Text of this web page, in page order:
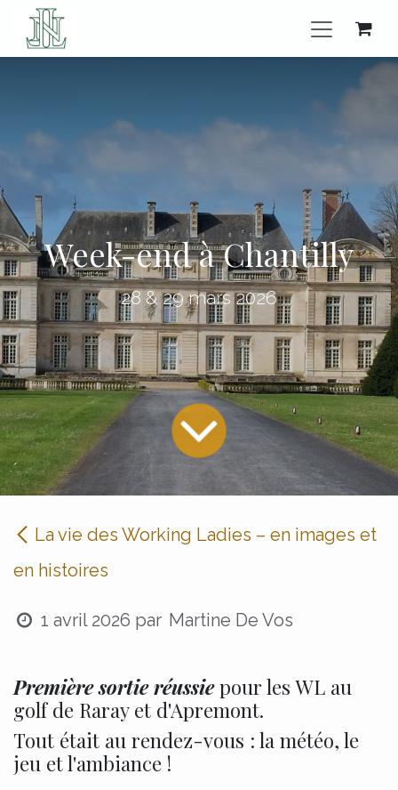
Se rendre au contenu
Week-end à Chantilly
28 & 29 mars 2026
La vie des Working Ladies – en images et
en histoires
1 avril 2026 par Martine De Vos
Première sortie réussiepour les WL au
golf de Raray et d'Apremont.
Tout était au rendez-vous : la météo, le
jeu et l'ambiance !